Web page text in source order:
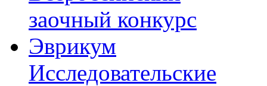
заочный конкурс
Эврикум
Исследовательские